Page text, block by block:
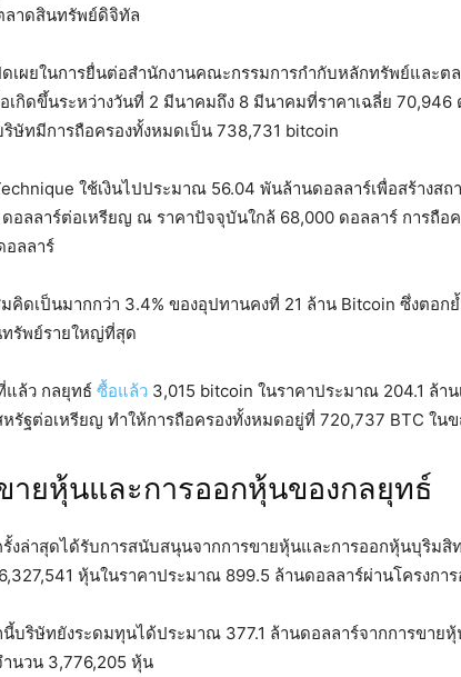
ลาดสินทรัพย์ดิจิทัล
เผยในการยื่นต่อสำนักงานคณะกรรมการกำกับหลักทรัพย์และต
เกิดขึ้นระหว่างวันที่ 2 มีนาคมถึง 8 มีนาคมที่ราคาเฉลี่ย
ษัทมีการถือครองทั้งหมดเป็น 738,731 bitcoin
ใช้เงินไปประมาณ 56.04 พันล้านดอลลาร์เพื่อสร้างสถ
อลลาร์ต่อเหรียญ ณ ราคาปัจจุบันใกล้ 68,000 ดอลลาร์ การถือ
ลลาร์
คิดเป็นมากกว่า 3.4% ของอุปทานคงที่ 21 ล้าน Bitcoin ซึ่งตอก
ทรัพย์รายใหญ่ที่สุด
แล้ว กลยุทธ์ ซื้อแล้ว 3,015 bitcoin ในราคาประมาณ 204.1 ล้า
รัฐต่อเหรียญ ทำให้การถือครองทั้งหมดอยู่ที่ 720,737 BTC ใน
ายหุ้นและการออกหุ้นของกลยุทธ์
รั้งล่าสุดได้รับการสนับสนุนจากการขายหุ้นและการออกหุ้นบุริม
หุ้นในราคาประมาณ 899.5 ล้านดอลลาร์ผ่านโครงกา
บริษัทยังระดมทุนได้ประมาณ 377.1 ล้านดอลลาร์จากการขาย
ำนวน 3,776,205 หุ้น